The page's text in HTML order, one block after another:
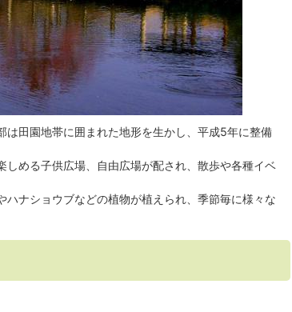
田園地帯に囲まれた地形を生かし、平成5年に整備
める子供広場、自由広場が配され、散歩や各種イベ
ナショウブなどの植物が植えられ、季節毎に様々な